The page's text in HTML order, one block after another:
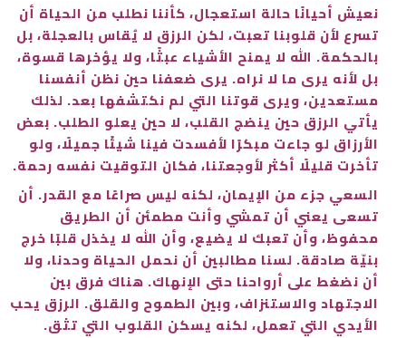
نعيش أحيانًا حالة استعجال، كأننا نطلب من الحياة أن
تسرع لأن قلوبنا تعبت، لكن الرزق لا يُقاس بالعجلة، بل
بالحكمة. الله لا يمنح الأشياء عبثًا، ولا يؤخرها قسوة،
بل لأنه يرى ما لا نراه. يرى ضعفنا حين نظن أنفسنا
مستعدين، ويرى قوتنا التي لم نكتشفها بعد. لذلك
يأتي الرزق حين ينضج القلب، لا حين يعلو الطلب. بعض
الأرزاق لو جاءت مبكرًا لأفسدت فينا شيئًا جميلًا، ولو
تأخرت قليلًا أكثر لأوجعتنا، فكان التوقيت نفسه رحمة.
السعي جزء من الإيمان، لكنه ليس صراعًا مع القدر. أن
تسعى يعني أن تمشي وأنت مطمئن أن الطريق
محفوظ، وأن تعبك لا يضيع، وأن الله لا يخذل قلبًا خرج
بنيّة صادقة. لسنا مطالبين أن نحمل الحياة وحدنا، ولا
أن نضغط على أرواحنا حتى الإنهاك. هناك فرق بين
الاجتهاد والاستنزاف، وبين الطموح والقلق. الرزق يحب
الأيدي التي تعمل، لكنه يسكن القلوب التي تثق.